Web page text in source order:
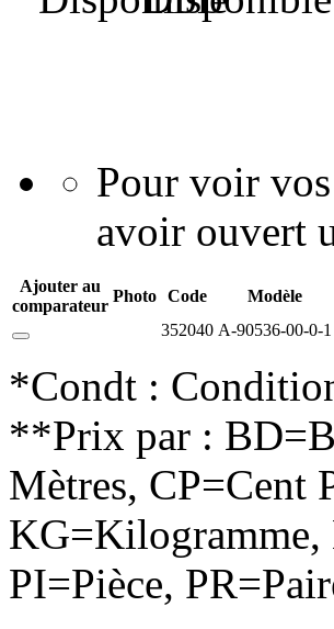
Pour voir
avoir ouvert
Ajouter au
comparateur
Photo Code Modèle
352040 A-90536-00-0-1
*Condt :
**Prix par :
Mètres, CP=Cent
PI=Pièce,